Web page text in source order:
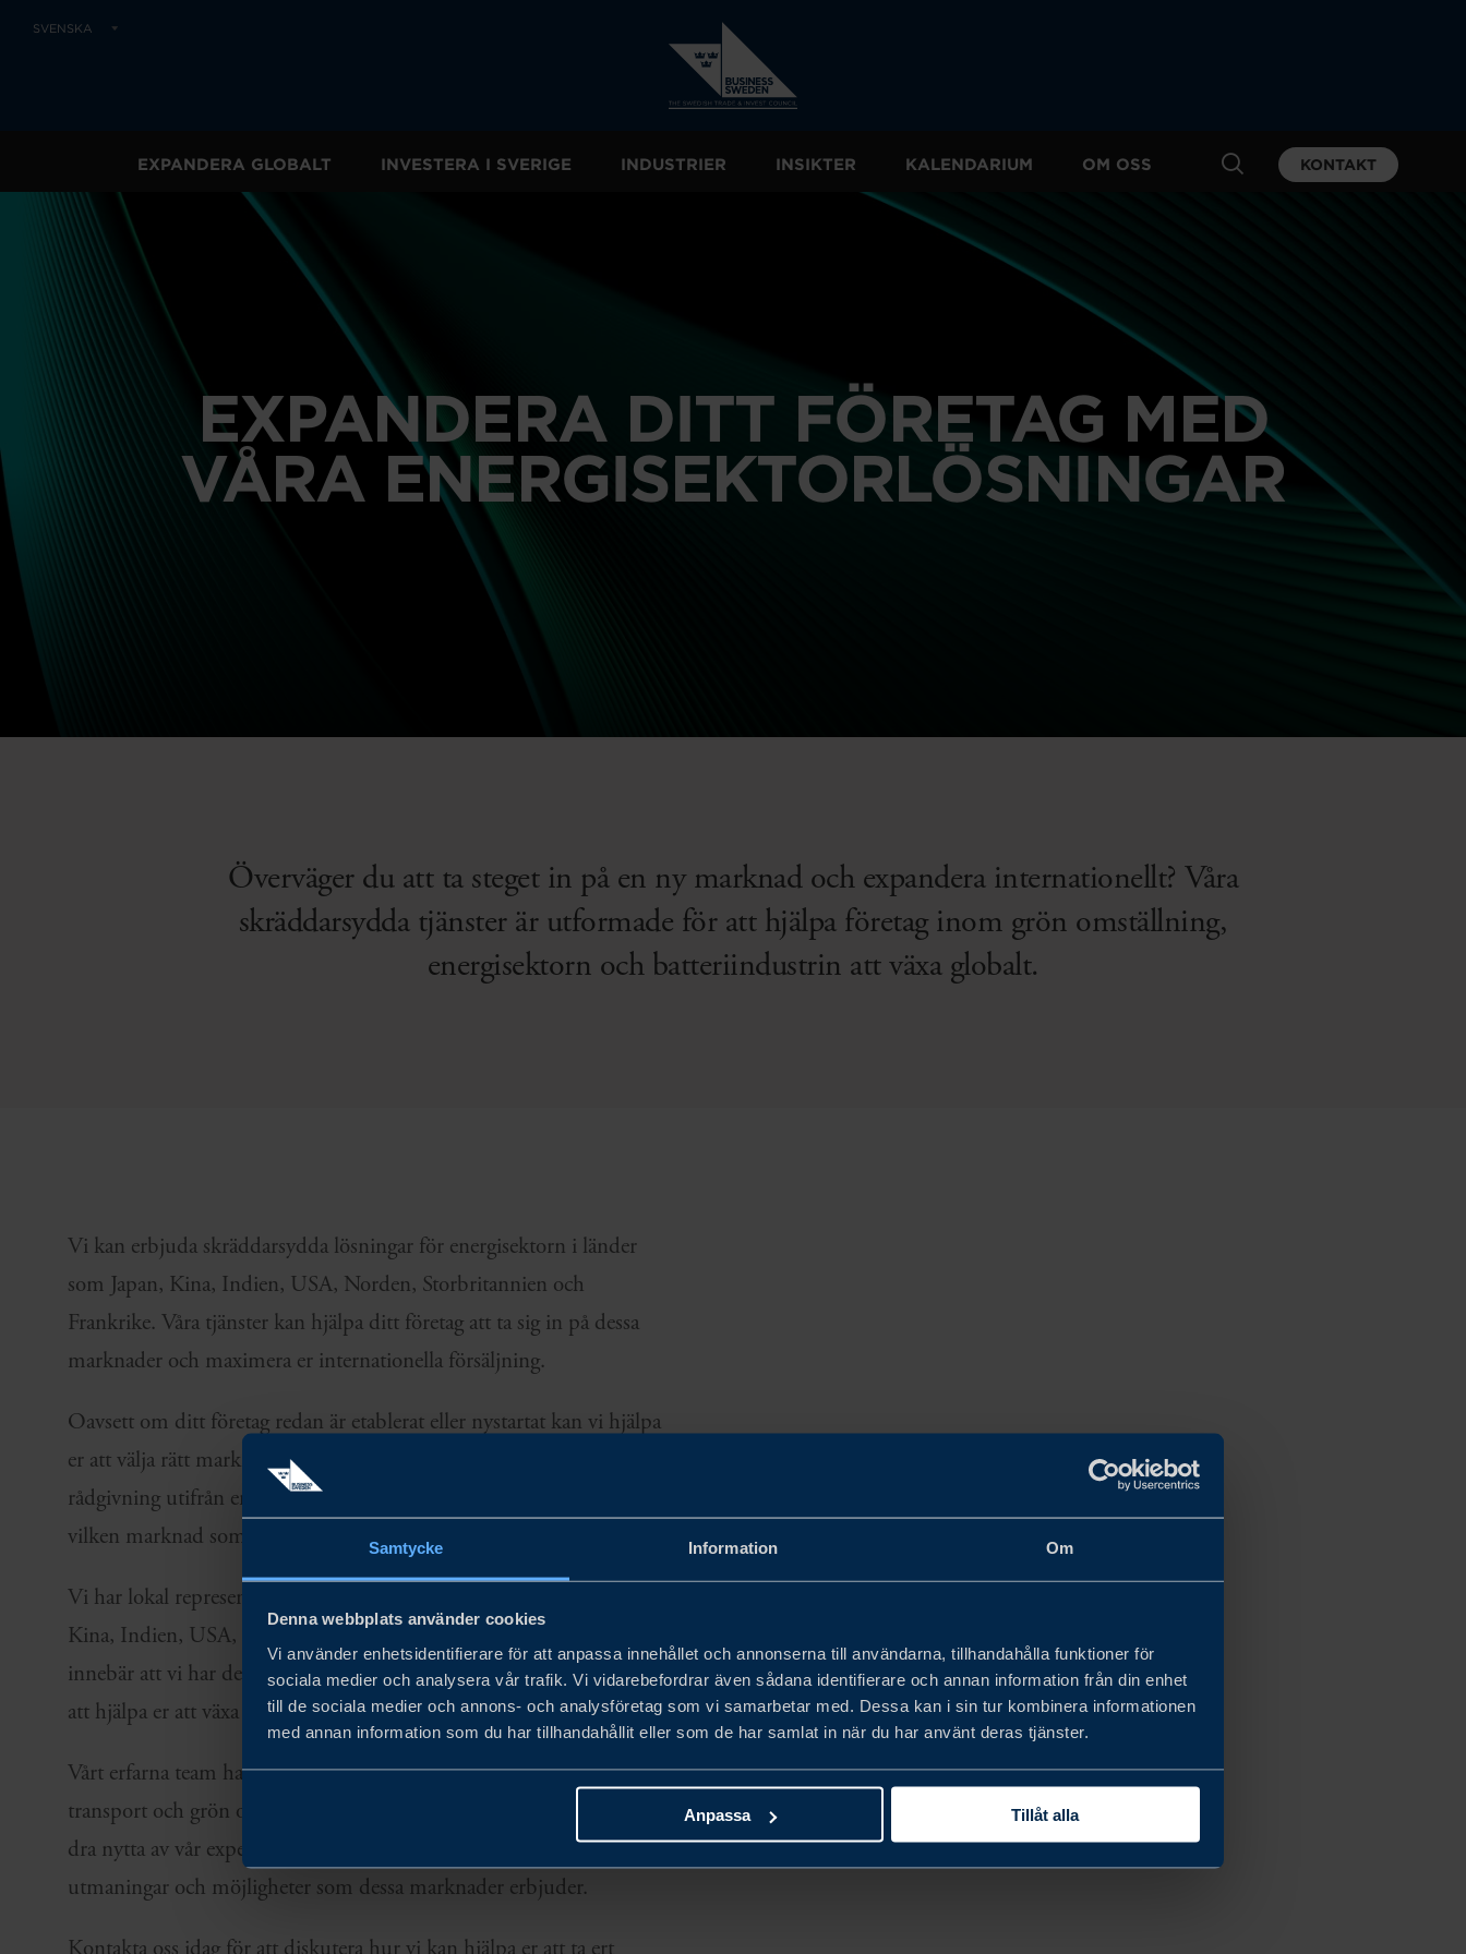
Samtycke Information Om
Denna webbplats använder cookies
Vi använder enhetsidentifierare för att anpassa innehållet och annonserna till användarna, tillhandahålla funktioner för
sociala medier och analysera vår trafik. Vi vidarebefordrar även sådana identifierare och annan information från din enhet
till de sociala medier och annons- och analysföretag som vi samarbetar med. Dessa kan i sin tur kombinera informationen
med annan information som du har tillhandahållit eller som de har samlat in när du har använt deras tjänster.
Anpassa Tillåt alla
SVENSKA
EXPANDERA GLOBALT INVESTERA I SVERIGE INDUSTRIER INSIKTER KALENDARIUM OM OSS KONTAKT
EXPANDERA DITT FÖRETAG MED
VÅRA ENERGISEKTORLÖSNINGAR
Överväger du att ta steget in på en ny marknad och expandera internationellt? Våra
skräddarsydda tjänster är utformade för att hjälpa företag inom grön omställning,
energisektorn och batteriindustrin att växa globalt.
Vi kan erbjuda skräddarsydda lösningar för energisektorn i länder
som Japan, Kina, Indien, USA, Norden, Storbritannien och
Frankrike. Våra tjänster kan hjälpa ditt företag att ta sig in på dessa
marknader och maximera er internationella försäljning.
Oavsett om ditt företag redan är etablerat eller nystartat kan vi hjälpa
er att välja rätt marknad och öppna dörrar för er. Vi skräddarsyr vår
rådgivning utifrån era specifika behov och hjälper er att identifiera
vilken marknad som passar er bäst.
Vi har lokal representation på över 40 marknader, inklusive Japan,
Kina, Indien, USA, Norden, Storbritannien och Frankrike. Detta
innebär att vi har den lokala kunskapen och expertisen som krävs för
att hjälpa er att växa och lyckas på dessa marknader.
Vårt erfarna team har gedigen kunskap och erfarenhet inom energi,
transport och grön omställning samt internationell expansion. Vi kan
dra nytta av vår expertis för att hjälpa er att navigera genom de
utmaningar och möjligheter som dessa marknader erbjuder.